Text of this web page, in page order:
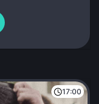
17:00